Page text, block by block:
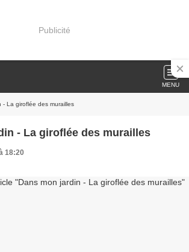
Publicité
MENU
- La giroflée des murailles
- La giroflée des murailles
18:20